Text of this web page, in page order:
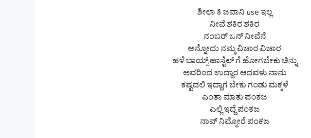
ಶೀಲಾ ಕಿ ಜವಾನಿ use ಇಲ್ಲ
ನೀವೆ ಶಕಿರ ಶಕಿರ
ನಂಬರ್ ಒನ್ ನೀವೆನೆ
ಅನ್ನೋದು ನಮ್ಮ ವಿಚಾರ ವಿಚಾರ
ಹಳೆ ಬಾಯ್ಸ್ ಹಾಸ್ಟೆಲ್ ಗೆ ಹೋಗಬೇಕು ಚಿನ್ನು
ಅವರಿಂದ ಉದ್ದಾರ ಆದವಳು ನಾನು
ಕಷ್ಟದಲಿ ಇದ್ದಾಗ ಬೇಕು ಗಂಡು ಮಕ್ಕಳೆ
ಎಂತಾ ಮಾತು ಪಂಕಜ
ಎಲ್ಲಿ ಇದ್ದೆ ಪಂಕಜ
ನಾವ್ ನಿಮ್ಮೋರೆ ಪಂಕಜ